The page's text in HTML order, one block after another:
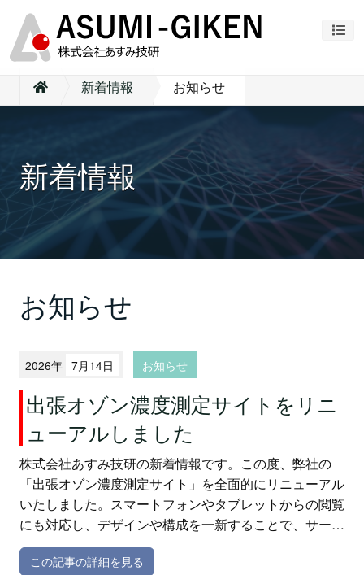
ナビ
新着情報 お知らせ
新着情報
お知らせ
2026年 7月14日 お知らせ
出張オゾン濃度測定サイトをリニ
ューアルしました
株式会社あすみ技研の新着情報です。この度、弊社の
「出張オゾン濃度測定サイト」を全面的にリニューアル
いたしました。スマートフォンやタブレットからの閲覧
にも対応し、デザインや構成を一新することで、サービ
ス内容をより分かりやすくお伝えしております。これに
伴い変更となった新しいサイトURLもご案内いたしま
この記事の詳細を見る